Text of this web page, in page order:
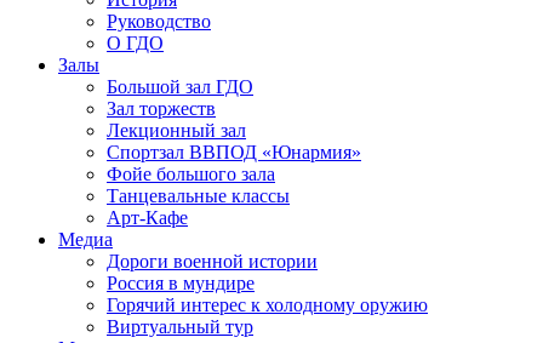
Руководство
О ГДО
Залы
Большой зал ГДО
Зал торжеств
Лекционный зал
Cпортзал ВВПОД «Юнармия»
Фойе большого зала
Танцевальные классы
Арт-Кафе
Медиа
Дороги военной истории
Россия в мундире
Горячий интерес к холодному оружию
Виртуальный тур